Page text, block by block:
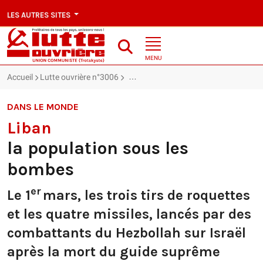
LES AUTRES SITES
MENU
Accueil Lutte ouvrière n°3006 Liban : la population sous les bombes
DANS LE MONDE
Liban
la population sous les
bombes
Le 1er mars, les trois tirs de roquettes
et les quatre missiles, lancés par des
combattants du Hezbollah sur Israël
après la mort du guide suprême